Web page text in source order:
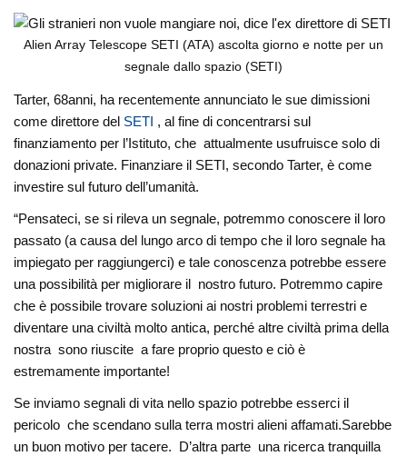
Alien Array Telescope SETI (ATA) ascolta giorno e notte per un
segnale dallo spazio (SETI)
Tarter, 68anni, ha recentemente annunciato le sue dimissioni
come direttore del SETI , al fine di concentrarsi sul
finanziamento per l’Istituto, che attualmente usufruisce solo di
donazioni private. Finanziare il SETI, secondo Tarter, è come
investire sul futuro dell’umanità.
“Pensateci, se si rileva un segnale, potremmo conoscere il loro
passato (a causa del lungo arco di tempo che il loro segnale ha
impiegato per raggiungerci) e tale conoscenza potrebbe essere
una possibilità per migliorare il nostro futuro. Potremmo capire
che è possibile trovare soluzioni ai nostri problemi terrestri e
diventare una civiltà molto antica, perché altre civiltà prima della
nostra sono riuscite a fare proprio questo e ciò è
estremamente importante!
Se inviamo segnali di vita nello spazio potrebbe esserci il
pericolo che scendano sulla terra mostri alieni affamati.Sarebbe
un buon motivo per tacere. D’altra parte una ricerca tranquilla